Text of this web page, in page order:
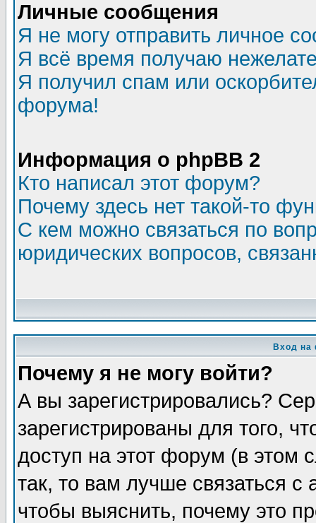
Личные сообщения
Я не могу отправить личное
Я всё время получаю
Я получил спам или
форума!
Информация о phpBB 2
Кто написал этот форум?
Почему здесь нет такой-то
С кем можно связаться по
юридических вопросов,
Вход на
Почему я не могу войти?
А вы зарегистрировались?
зарегистрированы для того,
доступ на этот форум (в этом
так, то вам лучше связаться
чтобы выяснить, почему это